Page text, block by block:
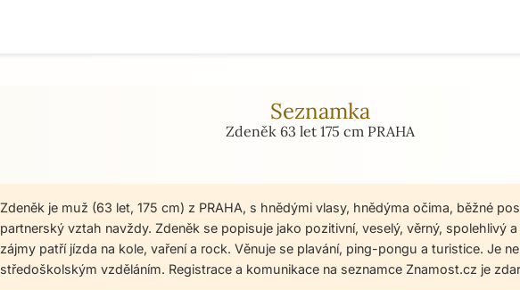
Seznamka
Zdeněk 63 let 175 cm PRAHA
Zdeněk je muž (63 let, 175 cm) z PRAHA, s hnědými vlasy, hnědýma očima, běžné
partnerský vztah navždy. Zdeněk se popisuje jako pozitivní, veselý, věrný, spolehlivý
zájmy patří jízda na kole, vaření a rock. Věnuje se plavání, ping-pongu a turistice. Je
středoškolským vzděláním. Registrace a komunikace na seznamce Znamost.cz je